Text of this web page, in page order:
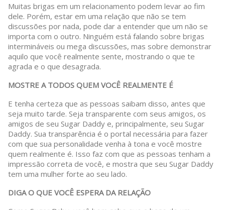
Muitas brigas em um relacionamento podem levar ao fim
dele. Porém, estar em uma relação que não se tem
discussões por nada, pode dar a entender que um não se
importa com o outro. Ninguém está falando sobre brigas
intermináveis ou mega discussões, mas sobre demonstrar
aquilo que você realmente sente, mostrando o que te
agrada e o que desagrada.
MOSTRE A TODOS QUEM VOCÊ REALMENTE É
E tenha certeza que as pessoas saibam disso, antes que
seja muito tarde. Seja transparente com seus amigos, os
amigos de seu Sugar Daddy e, principalmente, seu Sugar
Daddy. Sua transparência é o portal necessária para fazer
com que sua personalidade venha à tona e você mostre
quem realmente é. Isso faz com que as pessoas tenham a
impressão correta de você, e mostra que seu Sugar Daddy
tem uma mulher forte ao seu lado.
DIGA O QUE VOCÊ ESPERA DA RELAÇÃO